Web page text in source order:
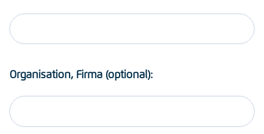
Organisation, Firma (optional):